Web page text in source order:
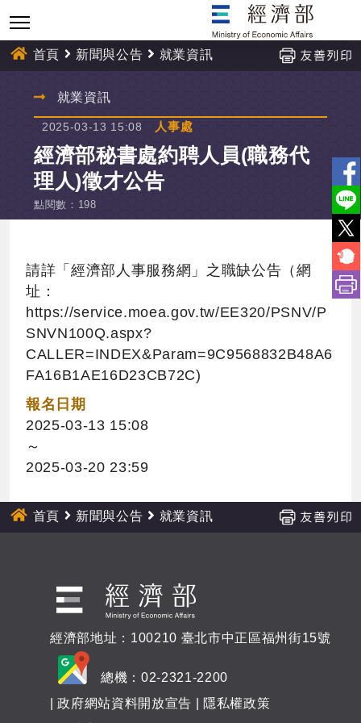
到
主
要
首頁 新聞與公告 就業資訊
就業資訊
2025-03-13 15:08 人事處
經濟部秘書處約聘人員(職務代
理人)徵才公告
點閱數 ： 198
請詳「經濟部人事服務網」之職缺公告（網
址：
https://service.moea.gov.tw/EE320/PSNV/P
SNVN100Q.aspx?
CALLER=INDEX&Param=9C9568832B48A6
FA16B1AE16D23CB72C)
報名日期
2025-03-13 15:08
～
2025-03-20 23:59
首頁 新聞與公告 就業資訊
經濟部地址：100210 臺北市中正區福州街15號
總機：02-2321-2200
|政府網站資料開放宣告
隱私權政策